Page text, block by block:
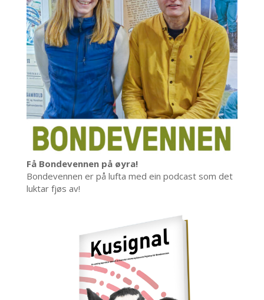
Få Bondevennen på øyra!
Bondevennen er på lufta med ein podcast som det
luktar fjøs av!